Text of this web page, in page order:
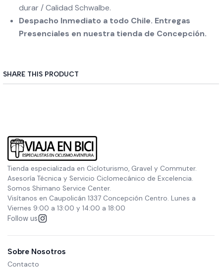
durar / Calidad Schwalbe.
Despacho Inmediato a todo Chile. Entregas
Presenciales en nuestra tienda de Concepción.
SHARE THIS PRODUCT
Tienda especializada en Cicloturismo, Gravel y Commuter.
Asesoría Técnica y Servicio Ciclomecánico de Excelencia.
Somos Shimano Service Center.
Visítanos en Caupolicán 1337 Concepción Centro. Lunes a
Viernes 9:00 a 13:00 y 14:00 a 18:00
Follow us
Sobre Nosotros
Contacto